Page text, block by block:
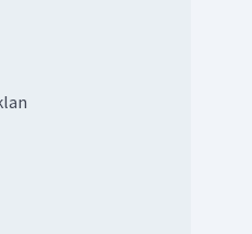
diberi lambang E = 0 (tidak